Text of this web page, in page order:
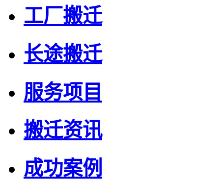
工厂搬迁
长途搬迁
服务项目
搬迁资讯
成功案例